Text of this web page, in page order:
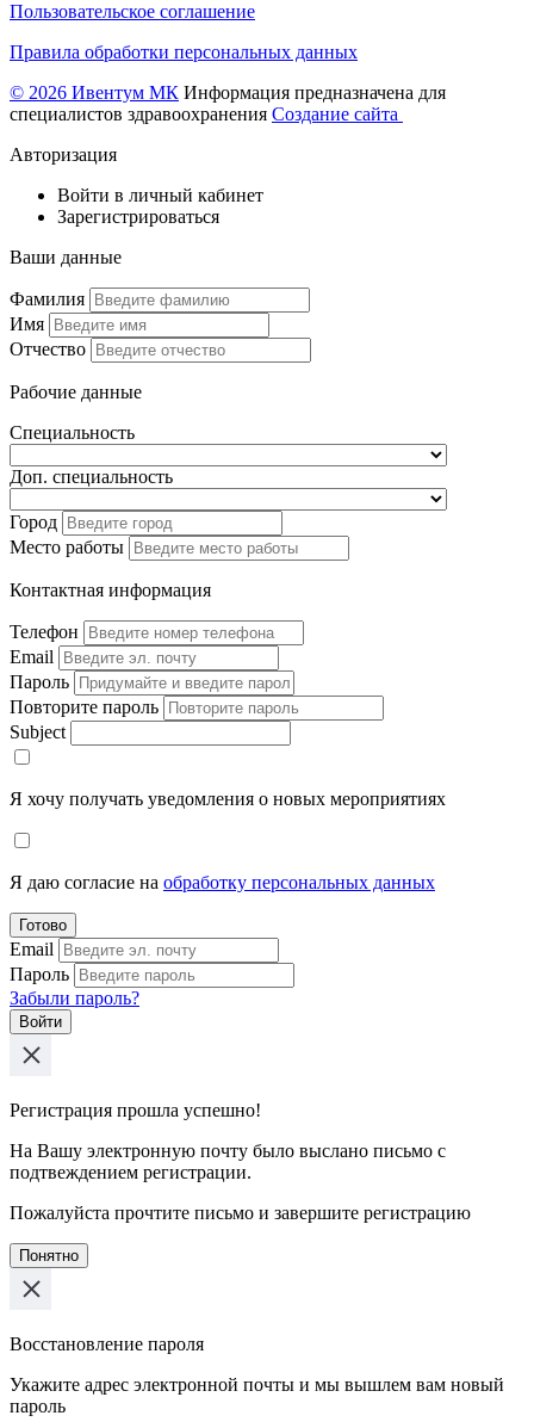
Пользовательское соглашение
Правила обработки персональных данных
© 2026 Ивентум МК Информация предназначена для
специалистов здравоохранения Создание сайта
Авторизация
Войти в личный кабинет
Зарегистрироваться
Ваши данные
Фамилия
Имя
Отчество
Рабочие данные
Специальность
Доп. специальность
Город
Место работы
Контактная информация
Телефон
Email
Пароль
Повторите пароль
Subject
Я хочу получать уведомления о новых мероприятиях
Я даю согласие на обработку персональных данных
Готово
Email
Пароль
Забыли пароль?
Войти
Регистрация прошла успешно!
На Вашу электронную почту было выслано письмо с
подтвеждением регистрации.
Пожалуйста прочтите письмо и завершите регистрацию
Понятно
Восстановление пароля
Укажите адрес электронной почты и мы вышлем вам новый
пароль